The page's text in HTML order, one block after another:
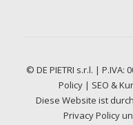
© DE PIETRI s.r.l. | P.IVA:
Policy| SEO &
Diese Website ist
Privacy Policy